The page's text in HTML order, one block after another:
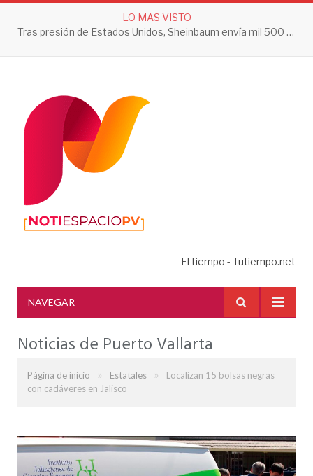
LO MAS VISTO
Tras presión de Estados Unidos, Sheinbaum envía mil 500 soldados a Michoacán
El tiempo - Tutiempo.net
NAVEGAR
Noticias de Puerto Vallarta
Página de inicio » Estatales »
Localizan 15 bolsas negras
con cadáveres en Jalisco